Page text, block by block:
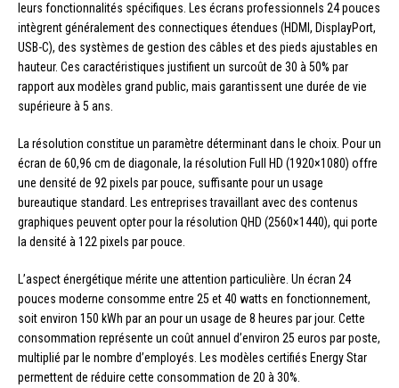
leurs fonctionnalités spécifiques. Les écrans professionnels 24 pouces
intègrent généralement des connectiques étendues (HDMI, DisplayPort,
USB-C), des systèmes de gestion des câbles et des pieds ajustables en
hauteur. Ces caractéristiques justifient un surcoût de 30 à 50% par
rapport aux modèles grand public, mais garantissent une durée de vie
supérieure à 5 ans.
La résolution constitue un paramètre déterminant dans le choix. Pour un
écran de 60,96 cm de diagonale, la résolution Full HD (1920×1080) offre
une densité de 92 pixels par pouce, suffisante pour un usage
bureautique standard. Les entreprises travaillant avec des contenus
graphiques peuvent opter pour la résolution QHD (2560×1440), qui porte
la densité à 122 pixels par pouce.
L’aspect énergétique mérite une attention particulière. Un écran 24
pouces moderne consomme entre 25 et 40 watts en fonctionnement,
soit environ 150 kWh par an pour un usage de 8 heures par jour. Cette
consommation représente un coût annuel d’environ 25 euros par poste,
multiplié par le nombre d’employés. Les modèles certifiés Energy Star
permettent de réduire cette consommation de 20 à 30%.